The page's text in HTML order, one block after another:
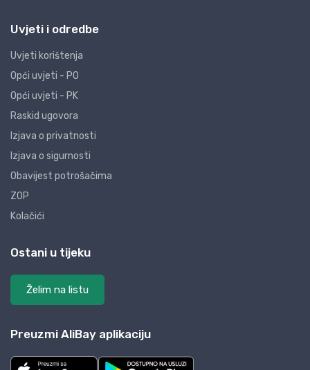
Uvjeti i odredbe
Uvjeti korištenja
Opći uvjeti - PO
Opći uvjeti - PK
Raskid ugovora
Izjava o privatnosti
Izjava o sigurnosti
Obavijest potrošačima
ZOP
Kolačići
Ostani u tijeku
Želim na listu
Preuzmi AliBay aplikaciju